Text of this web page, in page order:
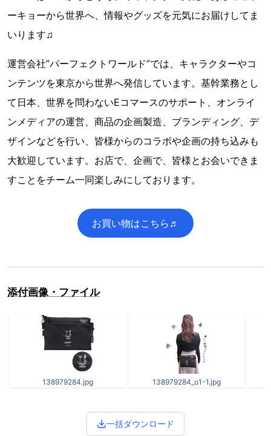
ーキョーから世界へ、情報やグッズを元気にお届けしてま
いります♫
運営会社”パーフェクトワールド”では、キャラクターやコ
ンテンツを東京から世界へ発信しています。基幹業務とし
て日本、世界を問わないEコマースのサポート、オンライ
ンメディアの運営、商品の企画製造、ブランディング、デ
ザインなどを行い、皆様からのコラボや企画の持ち込みも
大歓迎しています。お店で、企画で、皆様とお会いできま
すことをチーム一同楽しみにしております。
お買い物はこちら♬
添付画像・ファイル
138979284.jpg 138979284_o1-1.jpg
一括ダウンロード